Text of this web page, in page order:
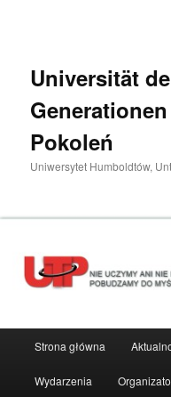
Universität
Pokoleń
Uniwersytet Humboldtów,
Strona główna
Wydarzenia